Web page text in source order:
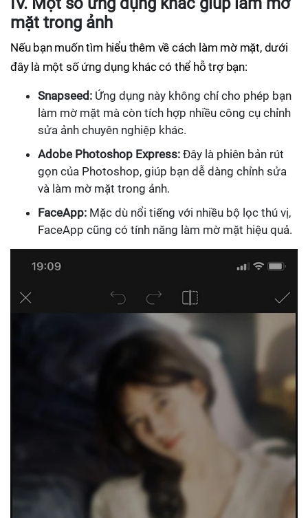
mặt trong ảnh
Nếu bạn muốn tìm hiểu thêm về cách làm mờ mặt, dưới
đây là một số ứng dụng khác có thể hỗ trợ bạn:
Snapseed: Ứng dụng này không chỉ cho phép bạn
làm mờ mặt mà còn tích hợp nhiều công cụ chỉnh
sửa ảnh chuyên nghiệp khác.
Adobe Photoshop Express: Đây là phiên bản rút
gọn của Photoshop, giúp bạn dễ dàng chỉnh sửa
và làm mờ mặt trong ảnh.
FaceApp: Mặc dù nổi tiếng với nhiều bộ lọc thú vị,
FaceApp cũng có tính năng làm mờ mặt hiệu quả.